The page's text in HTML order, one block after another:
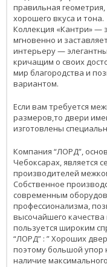
правильная
хорошего вкуса и тона.
Коллекция «Кантри» —
мгновенно и
интерьеру —
кричащим о своих
мир благородства и
вариантом.
Если вам требуется
размеров,то двери
изготовлены
Компания “ЛОРД”,
Чебоксарах, является
производителей
Собственное
современным
профессионализма,
высочайшего
пользуется широким
“ЛОРД” : ” Хороших
поэтому большой упор
наличие